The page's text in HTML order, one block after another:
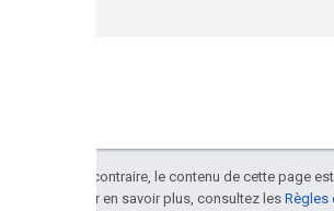
Sauf indication contraire, le contenu de cette page
. Pour en savoir plus, consultez les Règles